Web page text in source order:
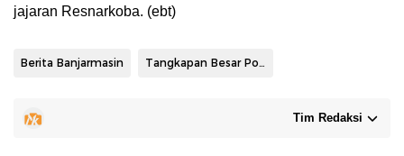
jajaran Resnarkoba. (ebt)
Berita Banjarmasin Tangkapan Besar Polda Kalsel
Tim Redaksi